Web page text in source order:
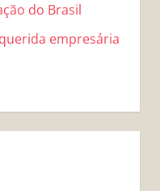
do Brasil
empresária